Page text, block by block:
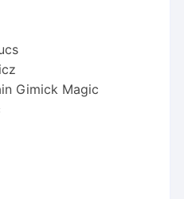
Gimick Magic